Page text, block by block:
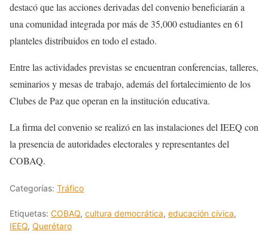
destacó que las acciones derivadas del convenio beneficiarán a
una comunidad integrada por más de 35,000 estudiantes en 61
planteles distribuidos en todo el estado.
Entre las actividades previstas se encuentran conferencias, talleres,
seminarios y mesas de trabajo, además del fortalecimiento de los
Clubes de Paz que operan en la institución educativa.
La firma del convenio se realizó en las instalaciones del IEEQ con
la presencia de autoridades electorales y representantes del
COBAQ.
Categorías: Tráfico
Etiquetas: COBAQ, cultura democrática, educación cívica,
IEEQ, Querétaro